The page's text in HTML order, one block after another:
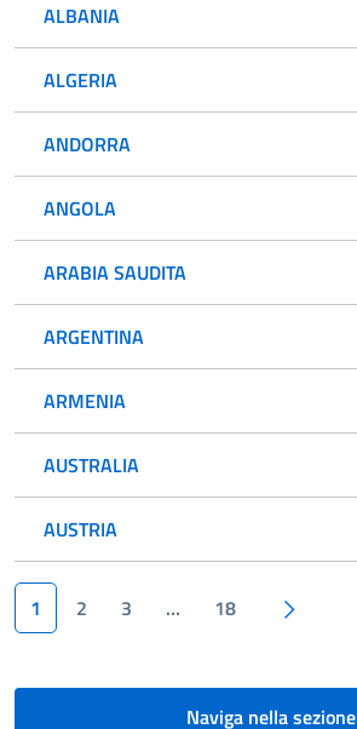
ALBANIA
ALGERIA
ANDORRA
ANGOLA
ARABIA SAUDITA
ARGENTINA
ARMENIA
AUSTRALIA
AUSTRIA
Paginazione
1 2 3 … 18
Naviga nella sezione